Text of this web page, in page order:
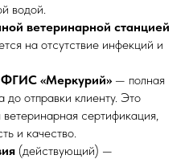
водой.
ветеринарной станцией
на отсутствие инфекций и
ФГИС «Меркурий» — полная
до отправки клиенту. Это
сертификация,
и качество.
(действующий) —